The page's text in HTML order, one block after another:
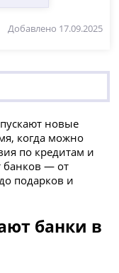
Добавлено 17.09.2025
новые
когда можно
по кредитам и
банков — от
подарков и
банки в